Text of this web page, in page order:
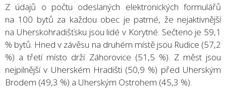
Z údajů o počtu odeslaných elektronických formulářů
na 100 bytů za každou obec je patrné, že nejaktivnější
na Uherskohradišťsku jsou lidé v Korytné. Sečteno je 59,1
% bytů. Hned v závěsu na druhém místě jsou Rudice (57,2
%) a třetí místo drží Záhorovice (51,5 %). Z měst jsou
nejpilnější v Uherském Hradišti (50,9 %) před Uherským
Brodem (49,3 %) a Uherským Ostrohem (45,3 %).